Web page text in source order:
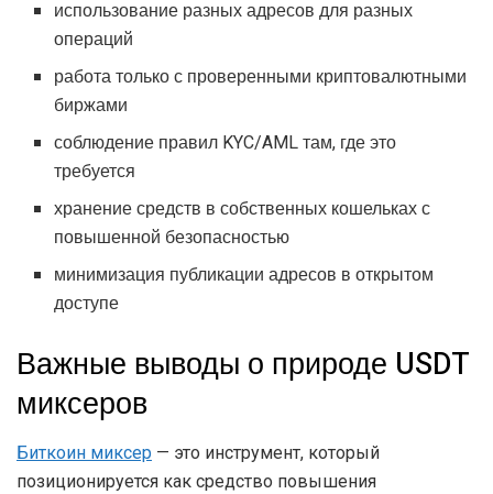
использование разных адресов для разных
операций
работа только с проверенными криптовалютными
биржами
соблюдение правил KYC/AML там, где это
требуется
хранение средств в собственных кошельках с
повышенной безопасностью
минимизация публикации адресов в открытом
доступе
Важные выводы о природе USDT
миксеров
Биткоин миксер — это инструмент, который
позиционируется как средство повышения